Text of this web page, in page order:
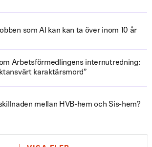
som AI kan kan ta över inom 10 år
Arbetsförmedlingens internutredning:
karaktärsmord”
mellan HVB-hem och Sis-hem?